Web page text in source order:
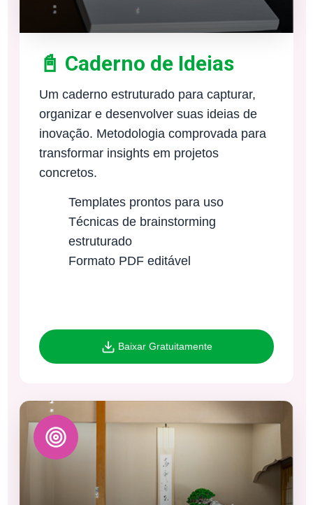
📓 Caderno de Ideias
Um caderno estruturado para capturar,
organizar e desenvolver suas ideias de
inovação. Metodologia comprovada para
transformar insights em projetos
concretos.
Templates prontos para uso
Técnicas de brainstorming
estruturado
Formato PDF editável
Baixar Gratuitamente